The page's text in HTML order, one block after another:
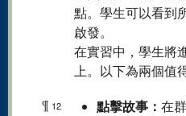
點。學生可以看到
啟發。
在實習中，學生將
上。以下為兩個值
¶ 12 點擊故事： 在